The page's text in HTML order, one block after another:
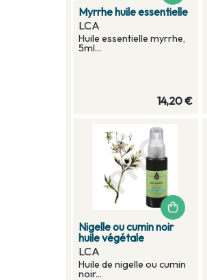
Myrrhe huile essentielle
LCA
Huile essentielle myrrhe,
5ml...
14,20 €
Nigelle ou cumin noir
huile végétale
LCA
Huile de nigelle ou cumin
noir...